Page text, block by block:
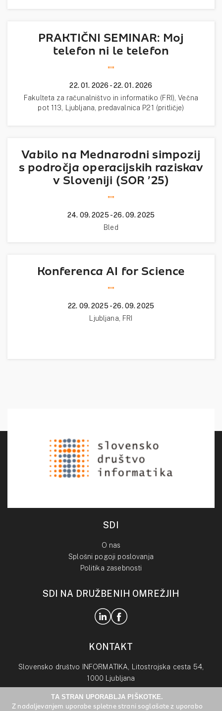
PRAKTIČNI SEMINAR: Moj
telefon ni le telefon
""
22. 01. 2026 - 22. 01. 2026
Fakulteta za računalništvo in informatiko (FRI), Večna
pot 113, Ljubljana, predavalnica P21 (pritličje)
Vabilo na Mednarodni simpozij
s področja operacijskih raziskav
v Sloveniji (SOR ’25)
""
24. 09. 2025 - 26. 09. 2025
Bled
Konferenca AI for Science
""
22. 09. 2025 - 26. 09. 2025
Ljubljana, FRI
SDI
O nas
Splošni pogoji poslovanja
Politika zasebnosti
SDI NA DRUŽBENIH OMREŽJIH
KONTAKT
Slovensko društvo INFORMATIKA, Litostrojska cesta 54,
1000 Ljubljana
info@drustvo-informatika.si
TA STRAN UPORABLJA PIŠKOTKE.
Z nadaljevanjem uporabe spletne strani soglašate z uporabo